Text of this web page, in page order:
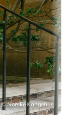
©Norske Kongehus